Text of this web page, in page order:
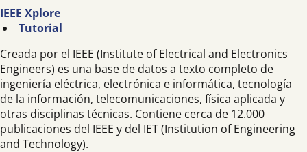
IEEE Xplore
Tutorial
Creada por el IEEE (Institute of Electrical and Electronics
Engineers) es una base de datos a texto completo de
ingeniería eléctrica, electrónica e informática, tecnología
de la información, telecomunicaciones, física aplicada y
otras disciplinas técnicas. Contiene cerca de 12.000
publicaciones del IEEE y del IET (Institution of Engineering
and Technology).